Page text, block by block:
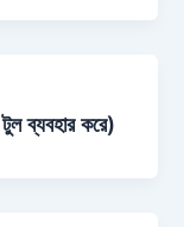
ব্যবহার করে)